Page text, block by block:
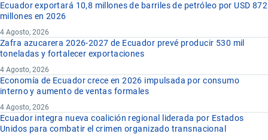
Ecuador exportará 10,8 millones de barriles de petróleo por USD 872
millones en 2026
4 Agosto, 2026
Zafra azucarera 2026-2027 de Ecuador prevé producir 530 mil
toneladas y fortalecer exportaciones
4 Agosto, 2026
Economía de Ecuador crece en 2026 impulsada por consumo
interno y aumento de ventas formales
4 Agosto, 2026
Ecuador integra nueva coalición regional liderada por Estados
Unidos para combatir el crimen organizado transnacional